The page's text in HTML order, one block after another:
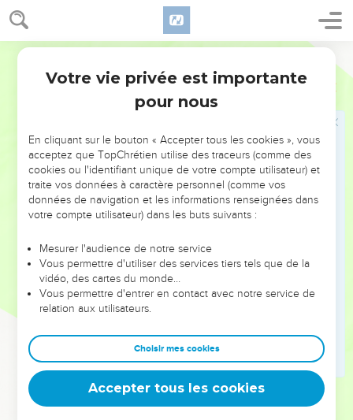
Actes 9
Il y avait à Jaffa, parmi les disciples, une femme appelée
Tabitha, ce qui signifie « gazelle ». Elle faisait beaucoup de
bien et donnait de son argent aux autres.
Elle tomba malade à cette époque-là et mourut. Après
l'avoir lavée, on la déposa dans une chambre à l'étage.
Or Lydde est près de Jaffa et les disciples avaient appris
que Pierre s'y trouvait ; ils envoyèrent donc [deux hommes]
vers lui pour le supplier de venir jusque chez eux sans
tarder.
Pierre se leva et partit avec eux. A son arrivée, on le
conduisit dans la chambre à l'étage. Toutes les veuves
et les manteaux que faisait Tabitha quand elle était avec
Pierre fit sortir tout le monde, se mit à genoux et pria. Puis
il se tourna vers le corps et dit : « Tabitha, lève-toi ! » Elle
ouvrit les yeux et, quand elle vit Pierre, elle s'assit.
Il lui donna la main et la fit lever. Il appela ensuite les
saints et les veuves et la leur présenta vivante.
Cela fut connu de tout Jaffa et beaucoup crurent au
Votre vie privée est importante
pour nous
En cliquant sur le bouton « Accepter tous les cookies », vous
acceptez que TopChrétien utilise des traceurs (comme des
cookies ou l'identifiant unique de votre compte utilisateur) et
traite vos données à caractère personnel (comme vos
données de navigation et les informations renseignées dans
votre compte utilisateur) dans les buts suivants :
Mesurer l'audience de notre service
Vous permettre d'utiliser des services tiers tels que de la
vidéo, des cartes du monde…
Vous permettre d'entrer en contact avec notre service de
relation aux utilisateurs.
Choisir mes cookies
Accepter tous les cookies